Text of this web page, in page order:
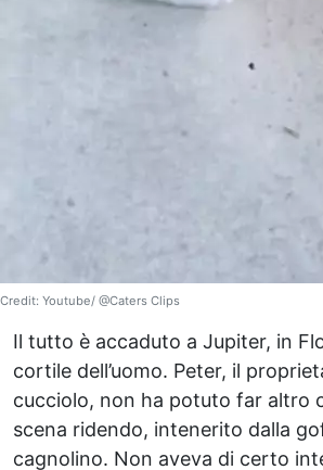
Credit: Youtube/ @Caters Clips
Il tutto è accaduto a Jupiter, in
cortile dell’uomo. Peter, il
cucciolo, non ha potuto far altro
scena ridendo, intenerito dalla
cagnolino. Non aveva di certo